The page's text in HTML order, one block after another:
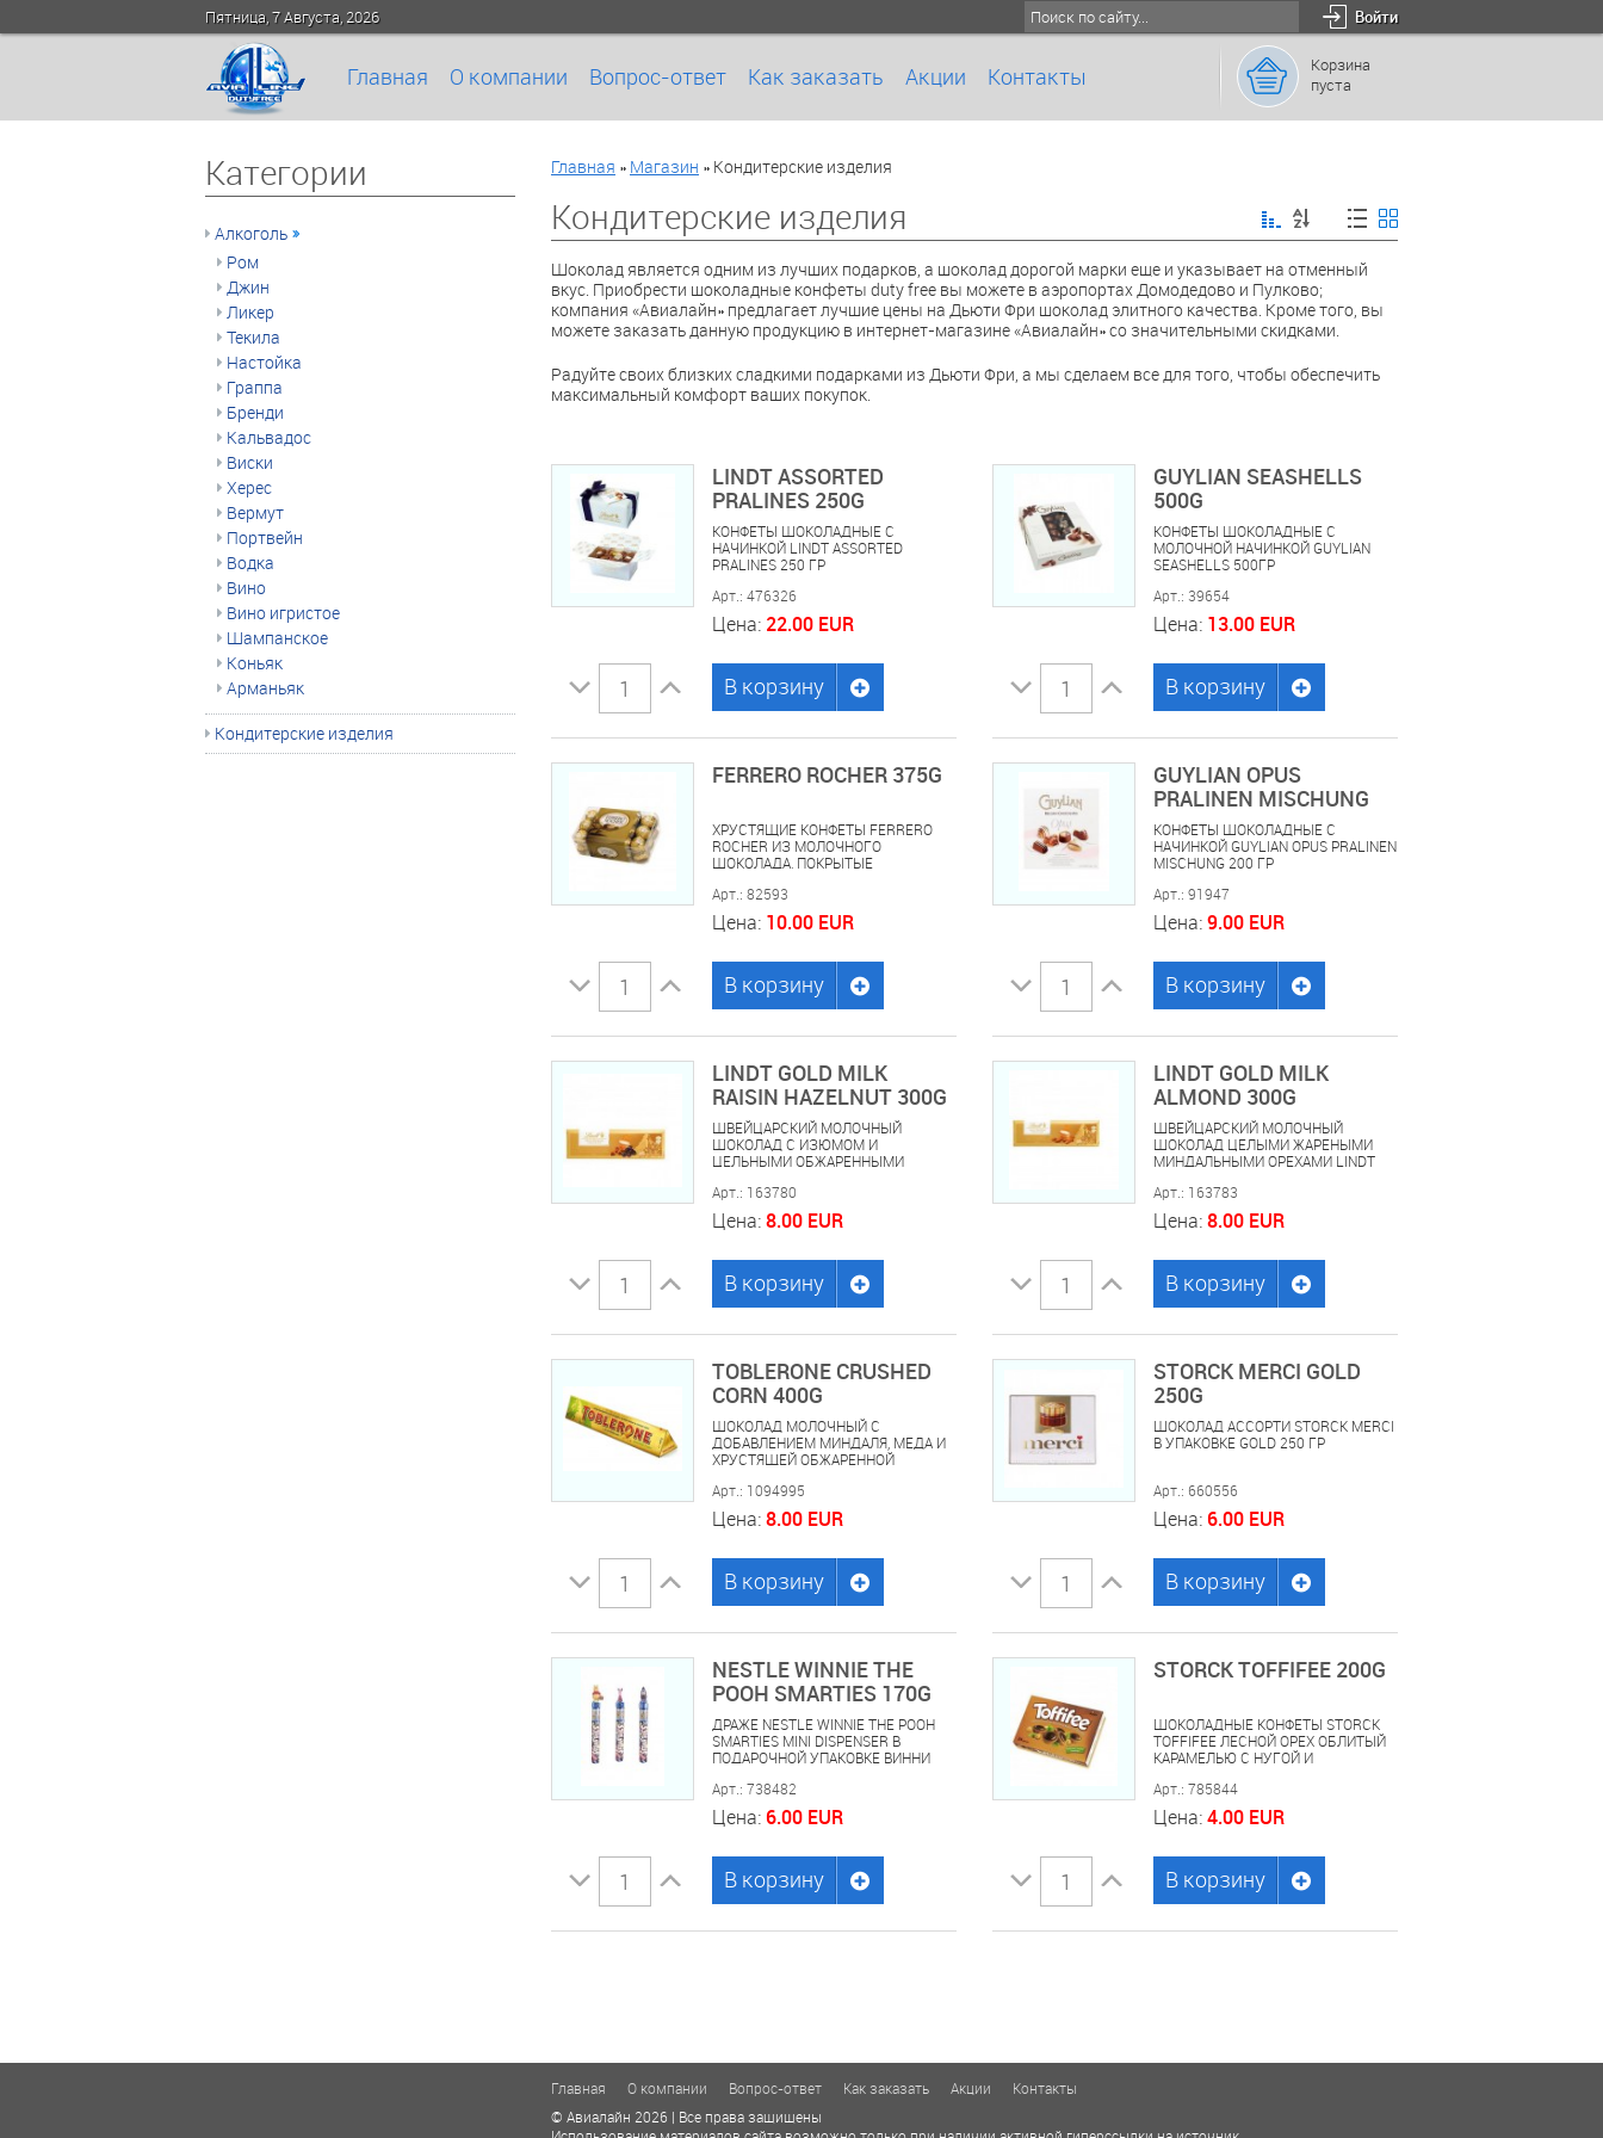
Пятница, 7 Августа, 2026 Войти
Главная О компании Вопрос-ответ Как заказать Акции Контакты
Корзина
пуста
Категории
Алкоголь
Ром
Джин
Ликер
Текила
Настойка
Граппа
Бренди
Кальвадос
Виски
Херес
Вермут
Портвейн
Водка
Вино
Вино игристое
Шампанское
Коньяк
Арманьяк
Кондитерские изделия
Главная » Магазин » Кондитерские изделия
Кондитерские изделия
Шоколад является одним из лучших подарков, а шоколад дорогой марки еще и указывает на отменный
вкус. Приобрести шоколадные конфеты duty free вы можете в аэропортах Домодедово и Пулково;
компания «Авиалайн» предлагает лучшие цены на Дьюти Фри шоколад элитного качества. Кроме того, вы
можете заказать данную продукцию в интернет-магазине «Авиалайн» со значительными скидками.
Радуйте своих близких сладкими подарками из Дьюти Фри, а мы сделаем все для того, чтобы обеспечить
максимальный комфорт ваших покупок.
LINDT ASSORTED
PRALINES 250G
КОНФЕТЫ ШОКОЛАДНЫЕ С
НАЧИНКОЙ LINDT ASSORTED
PRALINES 250 ГР
Арт.: 476326
Цена: 22.00 EUR
В корзину
GUYLIAN SEASHELLS
500G
КОНФЕТЫ ШОКОЛАДНЫЕ С
МОЛОЧНОЙ НАЧИНКОЙ GUYLIAN
SEASHELLS 500ГР
Арт.: 39654
Цена: 13.00 EUR
В корзину
FERRERO ROCHER 375G
ХРУСТЯЩИЕ КОНФЕТЫ FERRERO
ROCHER ИЗ МОЛОЧНОГО
ШОКОЛАДА, ПОКРЫТЫЕ
НАЧИНКОЙ ИЗ КРЕМА И ЛЕСНОГО
ОРЕХА 375 ГР
Арт.: 82593
Цена: 10.00 EUR
В корзину
GUYLIAN OPUS
PRALINEN MISCHUNG
200G
КОНФЕТЫ ШОКОЛАДНЫЕ С
НАЧИНКОЙ GUYLIAN OPUS PRALINEN
MISCHUNG 200 ГР
Арт.: 91947
Цена:9.00 EUR
В корзину
LINDT GOLD MILK
RAISIN HAZELNUT 300G
ШВЕЙЦАРСКИЙ МОЛОЧНЫЙ
ШОКОЛАД С ИЗЮМОМ И
ЦЕЛЬНЫМИ ОБЖАРЕННЫМИ
MILK RAISIN HAZELNUT 300 ГР
Арт.: 163780
Цена:8.00 EUR
В корзину
LINDT GOLD MILK
ALMOND 300G
ШВЕЙЦАРСКИЙ МОЛОЧНЫЙ
ШОКОЛАД ЦЕЛЫМИ ЖАРЕНЫМИ
МИНДАЛЬНЫМИ ОРЕХАМИ LINDT
Арт.: 163783
Цена:8.00 EUR
В корзину
TOBLERONE CRUSHED
CORN 400G
ШОКОЛАД МОЛОЧНЫЙ С
ДОБАВЛЕНИЕМ МИНДАЛЯ, МЕДА И
ХРУСТЯЩЕЙ ОБЖАРЕННОЙ
CORN 400 ГР
Арт.: 1094995
Цена:8.00 EUR
В корзину
STORCK MERCI GOLD
250G
ШОКОЛАД АССОРТИ STORCK MERCI
В УПАКОВКЕ GOLD 250 ГР
Арт.: 660556
Цена: 6.00 EUR
В корзину
NESTLE WINNIE THE
POOH SMARTIES 170G
ДРАЖЕ NESTLE WINNIE THE POOH
SMARTIES MINI DISPENSER В
ПОДАРОЧНОЙ УПАКОВКЕ ВИННИ
Арт.: 738482
Цена: 6.00 EUR
В корзину
STORCK TOFFIFEE 200G
ШОКОЛАДНЫЕ КОНФЕТЫ STORCK
TOFFIFEE ЛЕСНОЙ ОРЕХ ОБЛИТЫЙ
КАРАМЕЛЬЮ С НУГОЙ И
Арт.: 785844
Цена:4.00 EUR
В корзину
Главная О компании Вопрос-ответ Как заказать Акции
Контакты
© Авиалайн 2026 | Все права защищены